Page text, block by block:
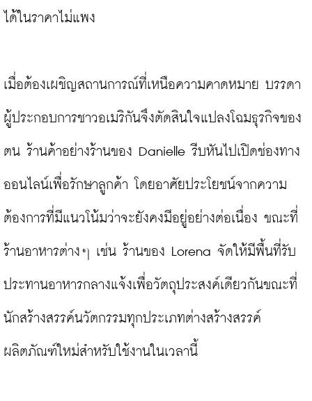
ได้ในราคาไม่แพง
เมื่อต้องเผชิญสถานการณ์ที่เหนือความคาดหมาย บรรดา
ผู้ประกอบการชาวอเมริกันจึงตัดสินใจแปลงโฉมธุรกิจของ
ตน ร้านค้าอย่างร้านของ Danielle รีบหันไปเปิดช่องทาง
ออนไลน์เพื่อรักษาลูกค้า โดยอาศัยประโยชน์จากความ
ต้องการที่มีแนวโน้มว่าจะยังคงมีอยู่อย่างต่อเนื่อง ขณะที่
ร้านอาหารต่างๆ เช่น ร้านของ Lorena จัดให้มีพื้นที่รับ
ประทานอาหารกลางแจ้งเพื่อวัตถุประสงค์เดียวกันขณะที่
นักสร้างสรรค์นวัตกรรมทุกประเภทต่างสร้างสรรค์
ผลิตภัณฑ์ใหม่สำหรับใช้งานในเวลานี้